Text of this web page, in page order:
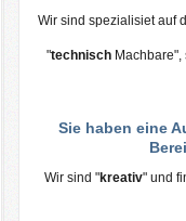
Wir sind spezialisiet auf
"technischMachbare",
Sie haben eine
Wir sind "kreativ" und